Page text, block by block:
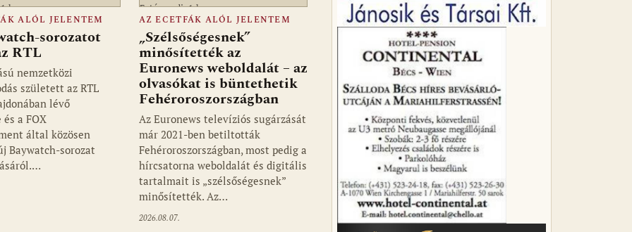
ALÓL JELENTEM
sorozatot
RTL
nemzetközi
született az RTL
lévő
a FOX
által közösen
Baywatch-sorozat
Fotó: media1.hu
AZ ECETFÁK ALÓL JELENTEM
„Szélsőségesnek”
minősítették az
Euronews weboldalát – az
olvasókat is büntethetik
Fehéroroszországban
Az Euronews televíziós sugárzását
már 2021-ben betiltották
Fehéroroszországban, most pedig a
hírcsatorna weboldalát és digitális
tartalmait is „szélsőségesnek”
minősítették. Az…
2026.08.07.